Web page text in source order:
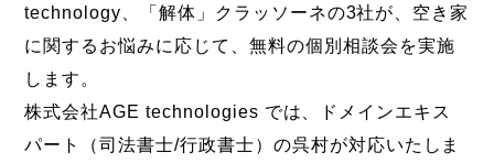
technology、「解体」クラッソーネの3社が、空き家
に関するお悩みに応じて、無料の個別相談会を実施
します。
株式会社AGE technologies では、ドメインエキス
パート（司法書士/行政書士）の呉村が対応いたしま